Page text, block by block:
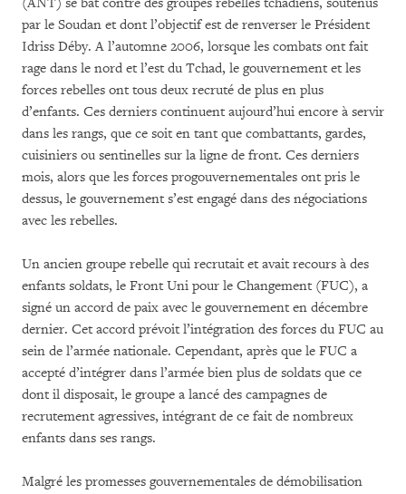
par le Soudan et dont l’objectif est de renverser le Président
Idriss Déby. A l’automne 2006, lorsque les combats ont fait
rage dans le nord et l’est du Tchad, le gouvernement et les
forces rebelles ont tous deux recruté de plus en plus
d’enfants. Ces derniers continuent aujourd’hui encore à servir
dans les rangs, que ce soit en tant que combattants, gardes,
cuisiniers ou sentinelles sur la ligne de front. Ces derniers
mois, alors que les forces progouvernementales ont pris le
dessus, le gouvernement s’est engagé dans des négociations
avec les rebelles.
Un ancien groupe rebelle qui recrutait et avait recours à des
enfants soldats, le Front Uni pour le Changement (FUC), a
signé un accord de paix avec le gouvernement en décembre
dernier. Cet accord prévoit l’intégration des forces du FUC au
sein de l’armée nationale. Cependant, après que le FUC a
accepté d’intégrer dans l’armée bien plus de soldats que ce
dont il disposait, le groupe a lancé des campagnes de
recrutement agressives, intégrant de ce fait de nombreux
enfants dans ses rangs.
Malgré les promesses gouvernementales de démobilisation